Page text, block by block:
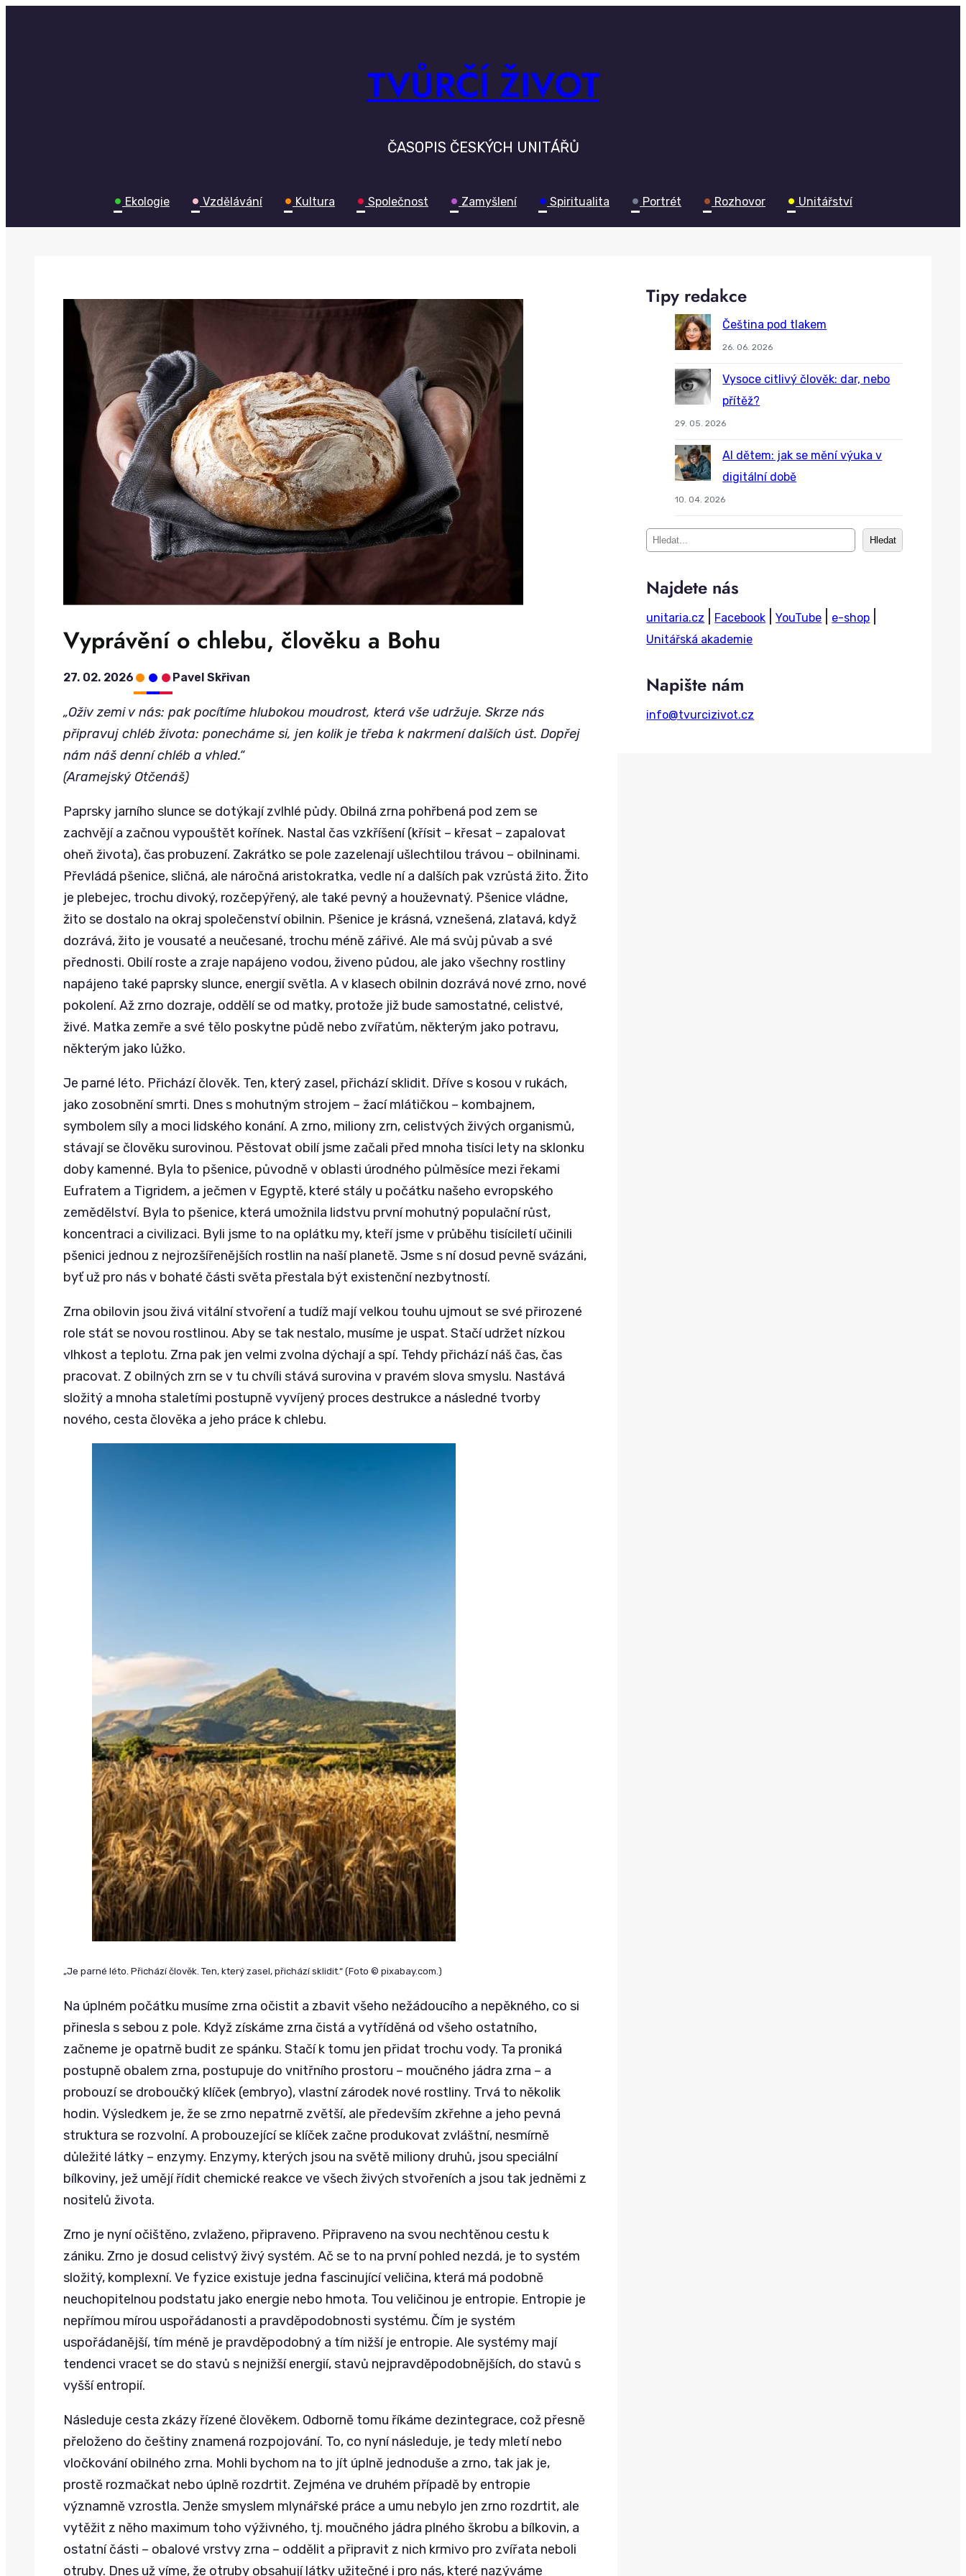
TVŮRČÍ ŽIVOT
ČASOPIS ČESKÝCH UNITÁŘŮ
• Ekologie • Vzdělávání • Kultura • Společnost • Zamyšlení • Spiritualita • Portrét • Rozhovor • Unitářství
Vyprávění o chlebu, člověku a Bohu
27. 02. 2026 ••• Pavel Skřivan
„Oživ zemi v nás: pak pocítíme hlubokou moudrost, která vše udržuje. Skrze nás
připravuj chléb života: ponecháme si, jen kolik je třeba k nakrmení dalších úst. Dopřej
nám náš denní chléb a vhled.“
(Aramejský Otčenáš)
Paprsky jarního slunce se dotýkají zvlhlé půdy. Obilná zrna pohřbená pod zem se
zachvějí a začnou vypouštět kořínek. Nastal čas vzkříšení (křísit – křesat – zapalovat
oheň života), čas probuzení. Zakrátko se pole zazelenají ušlechtilou trávou – obilninami.
Převládá pšenice, sličná, ale náročná aristokratka, vedle ní a dalších pak vzrůstá žito. Žito
je plebejec, trochu divoký, rozčepýřený, ale také pevný a houževnatý. Pšenice vládne,
žito se dostalo na okraj společenství obilnin. Pšenice je krásná, vznešená, zlatavá, když
dozrává, žito je vousaté a neučesané, trochu méně zářivé. Ale má svůj půvab a své
přednosti. Obilí roste a zraje napájeno vodou, živeno půdou, ale jako všechny rostliny
napájeno také paprsky slunce, energií světla. A v klasech obilnin dozrává nové zrno, nové
pokolení. Až zrno dozraje, oddělí se od matky, protože již bude samostatné, celistvé,
živé. Matka zemře a své tělo poskytne půdě nebo zvířatům, některým jako potravu,
některým jako lůžko.
Je parné léto. Přichází člověk. Ten, který zasel, přichází sklidit. Dříve s kosou v rukách,
jako zosobnění smrti. Dnes s mohutným strojem – žací mlátičkou – kombajnem,
symbolem síly a moci lidského konání. A zrno, miliony zrn, celistvých živých organismů,
stávají se člověku surovinou. Pěstovat obilí jsme začali před mnoha tisíci lety na sklonku
doby kamenné. Byla to pšenice, původně v oblasti úrodného půlměsíce mezi řekami
Eufratem a Tigridem, a ječmen v Egyptě, které stály u počátku našeho evropského
zemědělství. Byla to pšenice, která umožnila lidstvu první mohutný populační růst,
koncentraci a civilizaci. Byli jsme to na oplátku my, kteří jsme v průběhu tisíciletí učinili
pšenici jednou z nejrozšířenějších rostlin na naší planetě. Jsme s ní dosud pevně svázáni,
byť už pro nás v bohaté části světa přestala být existenční nezbytností.
Zrna obilovin jsou živá vitální stvoření a tudíž mají velkou touhu ujmout se své přirozené
role stát se novou rostlinou. Aby se tak nestalo, musíme je uspat. Stačí udržet nízkou
vlhkost a teplotu. Zrna pak jen velmi zvolna dýchají a spí. Tehdy přichází náš čas, čas
pracovat. Z obilných zrn se v tu chvíli stává surovina v pravém slova smyslu. Nastává
složitý a mnoha staletími postupně vyvíjený proces destrukce a následné tvorby
nového, cesta člověka a jeho práce k chlebu.
„Je parné léto. Přichází člověk. Ten, který zasel, přichází sklidit.“ (Foto © pixabay.com.)
Na úplném počátku musíme zrna očistit a zbavit všeho nežádoucího a nepěkného, co si
přinesla s sebou z pole. Když získáme zrna čistá a vytříděná od všeho ostatního,
začneme je opatrně budit ze spánku. Stačí k tomu jen přidat trochu vody. Ta proniká
postupně obalem zrna, postupuje do vnitřního prostoru – moučného jádra zrna – a
probouzí se droboučký klíček (embryo), vlastní zárodek nové rostliny. Trvá to několik
hodin. Výsledkem je, že se zrno nepatrně zvětší, ale především zkřehne a jeho pevná
struktura se rozvolní. A probouzející se klíček začne produkovat zvláštní, nesmírně
důležité látky – enzymy. Enzymy, kterých jsou na světě miliony druhů, jsou speciální
bílkoviny, jež umějí řídit chemické reakce ve všech živých stvořeních a jsou tak jedněmi z
nositelů života.
Zrno je nyní očištěno, zvlaženo, připraveno. Připraveno na svou nechtěnou cestu k
zániku. Zrno je dosud celistvý živý systém. Ač se to na první pohled nezdá, je to systém
složitý, komplexní. Ve fyzice existuje jedna fascinující veličina, která má podobně
neuchopitelnou podstatu jako energie nebo hmota. Tou veličinou je entropie. Entropie je
nepřímou mírou uspořádanosti a pravděpodobnosti systému. Čím je systém
uspořádanější, tím méně je pravděpodobný a tím nižší je entropie. Ale systémy mají
tendenci vracet se do stavů s nejnižší energií, stavů nejpravděpodobnějších, do stavů s
vyšší entropií.
Následuje cesta zkázy řízené člověkem. Odborně tomu říkáme dezintegrace, což přesně
přeloženo do češtiny znamená rozpojování. To, co nyní následuje, je tedy mletí nebo
vločkování obilného zrna. Mohli bychom na to jít úplně jednoduše a zrno, tak jak je,
prostě rozmačkat nebo úplně rozdrtit. Zejména ve druhém případě by entropie
významně vzrostla. Jenže smyslem mlynářské práce a umu nebylo jen zrno rozdrtit, ale
vytěžit z něho maximum toho výživného, tj. moučného jádra plného škrobu a bílkovin, a
ostatní části – obalové vrstvy zrna – oddělit a připravit z nich krmivo pro zvířata neboli
otruby. Dnes už víme, že otruby obsahují látky užitečné i pro nás, které nazýváme
Tipy redakce
Čeština pod tlakem
26. 06. 2026
Vysoce citlivý člověk: dar, nebo
přítěž?
29. 05. 2026
AI dětem: jak se mění výuka v
digitální době
10. 04. 2026
S
a
c
h
Hledat
Najdete nás
unitaria.cz Facebook |YouTube e-shop
Unitářská akademie
Napište nám
info@tvurcizivot.cz